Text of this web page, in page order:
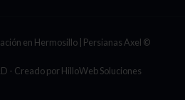
en Hermosillo | Persianas Axel ©
- Creado porHilloWeb Soluciones